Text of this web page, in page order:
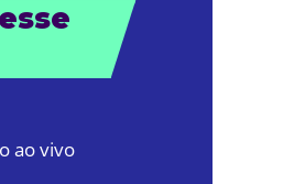
ao vivo